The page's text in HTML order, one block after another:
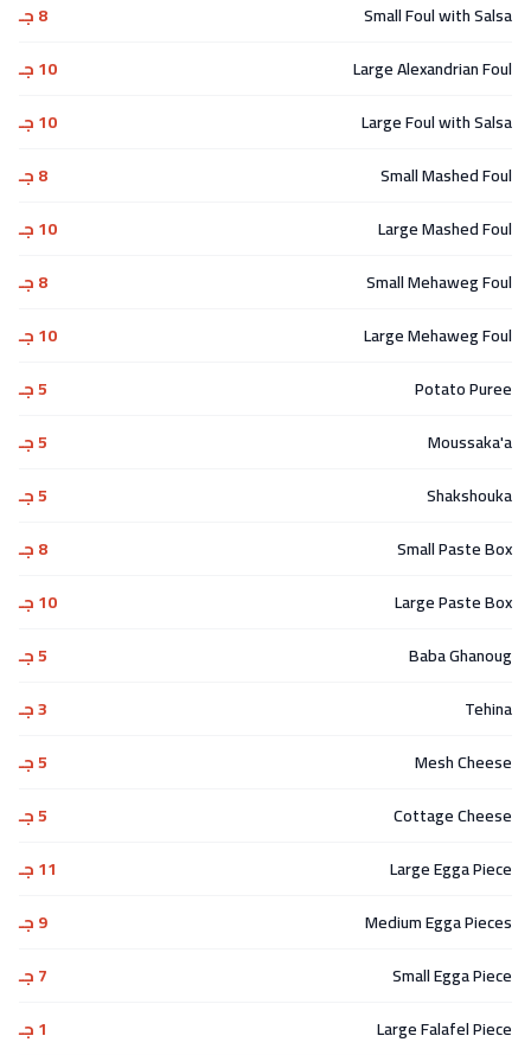
Small Foul with Salsa
8 جـ
Large Alexandrian Foul
10 جـ
Large Foul with Salsa
10 جـ
Small Mashed Foul
8 جـ
Large Mashed Foul
10 جـ
Small Mehaweg Foul
8 جـ
Large Mehaweg Foul
10 جـ
Potato Puree
5 جـ
Moussaka'a
5 جـ
Shakshouka
5 جـ
Small Paste Box
8 جـ
Large Paste Box
10 جـ
Baba Ghanoug
5 جـ
Tehina
3 جـ
Mesh Cheese
5 جـ
Cottage Cheese
5 جـ
Large Egga Piece
11 جـ
Medium Egga Pieces
9 جـ
Small Egga Piece
7 جـ
Large Falafel Piece
1 جـ